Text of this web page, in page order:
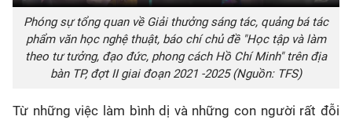
Phóng sự tổng quan về Giải thưởng sáng tác, quảng bá tác
phẩm văn học nghệ thuật, báo chí chủ đề "Học tập và làm
theo tư tưởng, đạo đức, phong cách Hồ Chí Minh" trên địa
bàn TP, đợt II giai đoạn 2021 -2025 (Nguồn: TFS)
Từ những việc làm bình dị và những con người rất đỗi